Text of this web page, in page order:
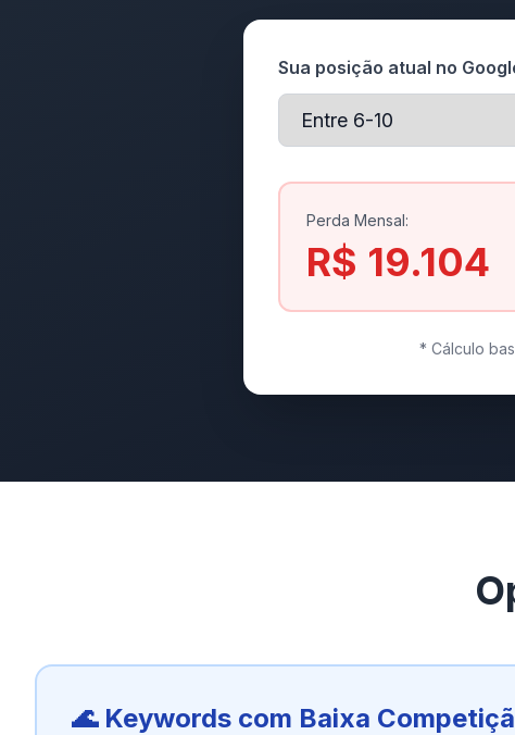
Sua posição atual no
Perda Mensal:
R$ 19.104
* Cálculo
🌊 Keywords com Baixa